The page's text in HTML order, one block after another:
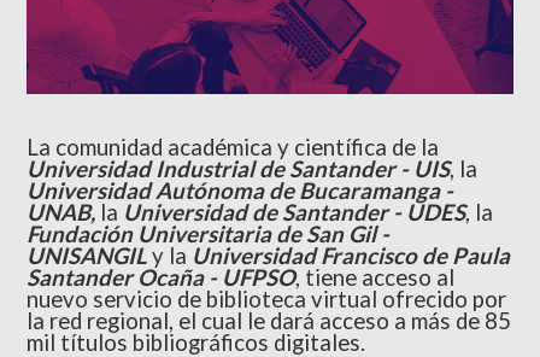
La comunidad académica y científica de la
Universidad Industrial de Santander - UIS, la
Universidad Autónoma de Bucaramanga -
UNAB, la Universidad de Santander - UDES, la
Fundación Universitaria de San Gil -
UNISANGILy la Universidad Francisco de Paula
Santander Ocaña - UFPSO, tiene acceso al
nuevo servicio de biblioteca virtual ofrecido por
la red regional, el cual le dará acceso a más de 85
mil títulos bibliográficos digitales.